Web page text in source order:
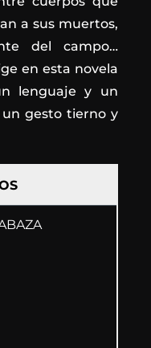
a sus muertos,
del campo…
en esta novela
lenguaje y un
gesto tierno y